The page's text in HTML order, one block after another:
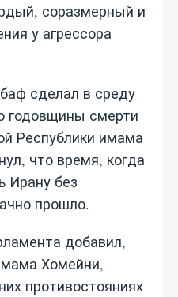
соразмерный и
у агрессора
сделал в среду
годовщины смерти
Республики имама
что время, когда
Ирану без
прошло.
добавил,
Хомейни,
противостояниях